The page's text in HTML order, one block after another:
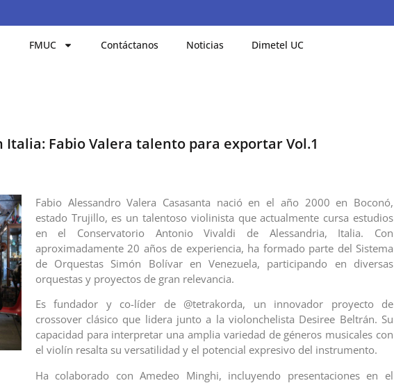
FMUC Contáctanos Noticias Dimetel UC
Fabio Valera talento para exportar Vol.1
Fabio Alessandro Valera Casasanta nació en el año 2000 en Boconó,
estado Trujillo, es un talentoso violinista que actualmente cursa estudios
en el Conservatorio Antonio Vivaldi de Alessandria, Italia. Con
aproximadamente 20 años de experiencia, ha formado parte del Sistema
de Orquestas Simón Bolívar en Venezuela, participando en diversas
orquestas y proyectos de gran relevancia.
Es fundador y co-líder de @tetrakorda, un innovador proyecto de
crossover clásico que lidera junto a la violonchelista Desiree Beltrán. Su
capacidad para interpretar una amplia variedad de géneros musicales con
el violín resalta su versatilidad y el potencial expresivo del instrumento.
Ha colaborado con Amedeo Minghi, incluyendo presentaciones en el